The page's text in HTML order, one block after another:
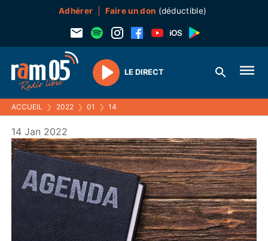
Adhérer Faire un don (déductible)
Play
LE DIRECT
ACCUEIL ❯ 2022 ❯ 01 ❯ 14
14 Jan 2022